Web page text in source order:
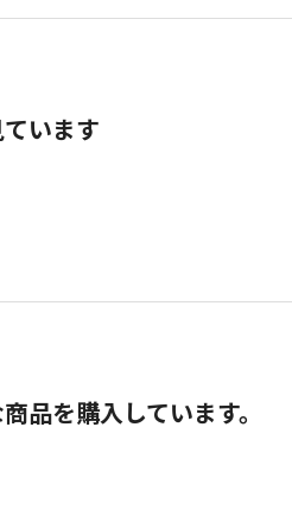
います
品を購入しています。